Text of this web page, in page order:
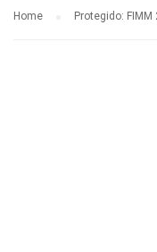
Home Protegido: FIMM